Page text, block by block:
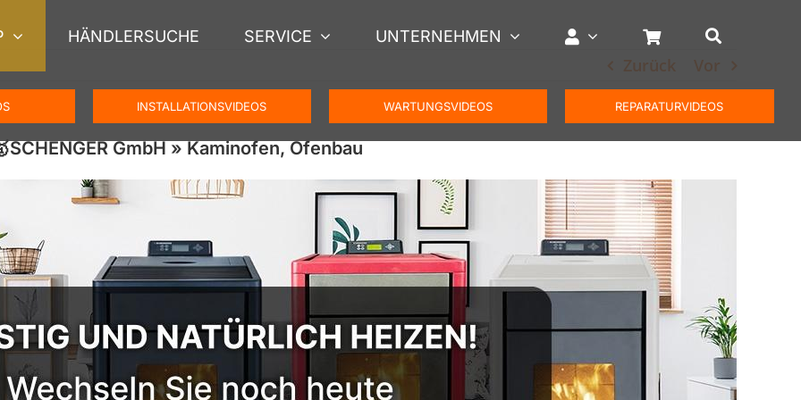
HÄNDLERSUCHE SERVICE UNTERNEHMEN
INSTALLATIONSVIDEOS WARTUNGSVIDEOS REPARATURVIDEOS
Zurück Vor
GmbH » Kaminofen, Ofenbau